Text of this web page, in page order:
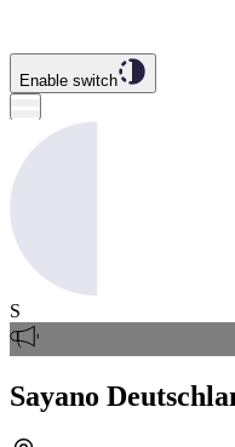
Enable switch
S
Sayano